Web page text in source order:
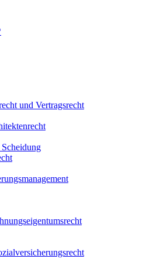
und Vertragsrecht